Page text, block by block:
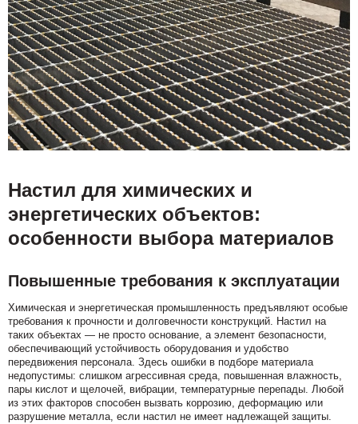
Настил для химических и
энергетических объектов:
особенности выбора материалов
Повышенные требования к эксплуатации
Химическая и энергетическая промышленность предъявляют особые
требования к прочности и долговечности конструкций. Настил на
таких объектах — не просто основание, а элемент безопасности,
обеспечивающий устойчивость оборудования и удобство
передвижения персонала. Здесь ошибки в подборе материала
недопустимы: слишком агрессивная среда, повышенная влажность,
пары кислот и щелочей, вибрации, температурные перепады. Любой
из этих факторов способен вызвать коррозию, деформацию или
разрушение металла, если настил не имеет надлежащей защиты.